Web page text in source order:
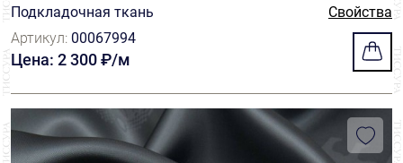
Подкладочная ткань
Свойства
Артикул: 00067994
Цена: 2 300 ₽/м